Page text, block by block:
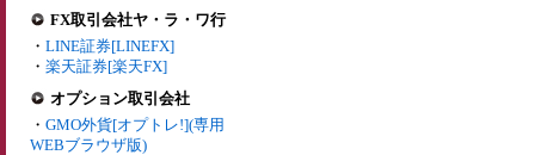
FX取引会社ヤ・ラ・ワ行
・ LINE証券[LINEFX]
・ 楽天証券[楽天FX]
オプション取引会社
・ GMO外貨[オプトレ!](専用
WEBブラウザ版)